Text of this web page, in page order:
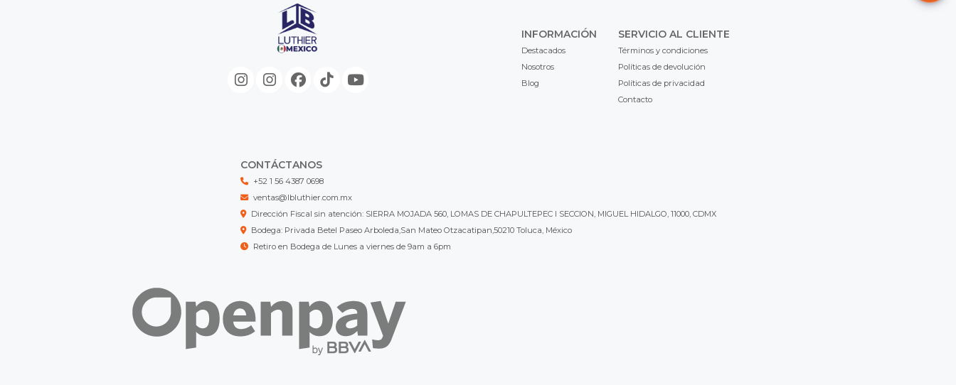
INFORMACIÓN
Destacados
Nosotros
Blog
SERVICIO AL CLIENTE
Términos y condiciones
Políticas de devolución
Políticas de privacidad
Contacto
CONTÁCTANOS
+52 1 56 4387 0698
ventas@lbluthier.com.mx
Dirección Fiscal sin atención: SIERRA MOJADA 560, LOMAS DE CHAPULTEPEC I SECCION, MIGUEL HIDALGO, 11000, CDMX
Bodega: Privada Betel Paseo Arboleda,San Mateo Otzacatipan,50210 Toluca, México
Retiro en Bodega de Lunes a viernes de 9am a 6pm